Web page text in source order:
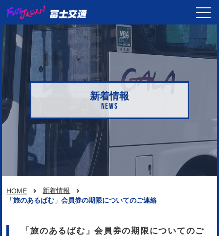
新着情報
NEWS
HOME
新着情報
「旅のあるばむ」会員券の期限についてのご連絡
「旅のあるばむ」会員券の期限についてのご